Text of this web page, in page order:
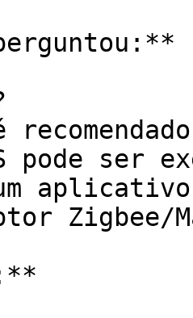
pode ser
aplicativo
Zigbee/